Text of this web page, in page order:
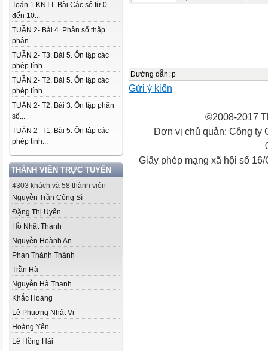
Toán 1 KNTT. Bài Các số từ 0
đến 10...
TUẦN 2- Bài 4. Phân số thập
phân...
TUẦN 2- T3. Bài 5. Ôn tập các
phép tính...
TUẦN 2- T2. Bài 5. Ôn tập các
phép tính...
TUẦN 2- T2. Bài 3. Ôn tập phân
số...
TUẦN 2- T1. Bài 5. Ôn tập các
phép tính...
THÀNH VIÊN TRỰC TUYẾN
4303 khách và 58 thành viên
Nguyễn Trần Công Sĩ
Đặng Thị Uyên
Hồ Nhật Thành
Nguyễn Hoành An
Phan Thành Thánh
Trần Hà
Nguyễn Hà Thanh
Khắc Hoàng
Lê Phuơng Nhật Vi
Hoàng Yến
Lê Hồng Hải
Đường dẫn: p
Gửi ý kiến
©2008-2017
Đơn vị chủ quản: Công ty
Giấy phép mạng xã hội số